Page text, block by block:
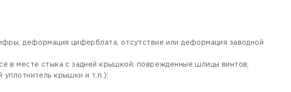
деформация циферблата, отсутствие или деформация заводной
в месте стыка с задней крышкой, поврежденные шлицы винтов,
уплотнитель крышки и т.п.);